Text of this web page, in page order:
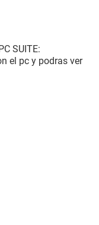
SUITE:
el pc y podras ver